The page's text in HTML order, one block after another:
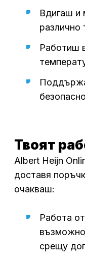
Вдигаш и
различно
Работиш
Твоят
Albert Heijn
доставя
очакваш:
Работа
срещу